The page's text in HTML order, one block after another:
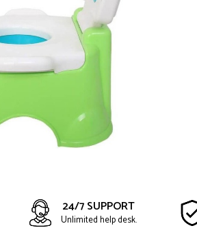
24/7 SUPPORT
Unlimited help desk.